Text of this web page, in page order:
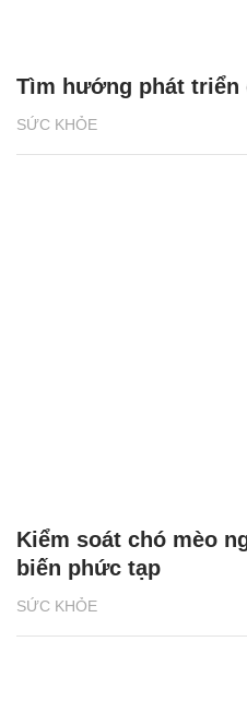
SỨC KHỎE
Tìm hướng phát triển
SỨC KHỎE
Kiểm soát chó mèo
biến phức tạp